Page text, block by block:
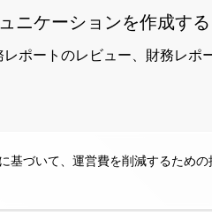
ニケーションを作成する
ポートのレビュー、財務レポ
基づいて、運営費を削減するための